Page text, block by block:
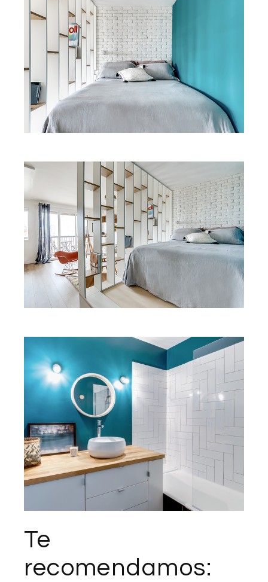
Te
recomendamos: